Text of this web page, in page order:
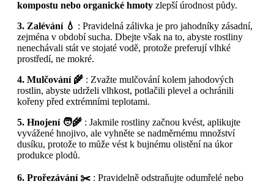
kompostu nebo organické hmoty zlepší úrodnost půdy.
3. Zalévání 💧 : Pravidelná zálivka je pro jahodníky zásadní,
zejména v období sucha. Dbejte však na to, abyste rostliny
nenechávali stát ve stojaté vodě, protože preferují vlhké
prostředí, ne mokré.
4. Mulčování 🌾 : Zvažte mulčování kolem jahodových
rostlin, abyste udrželi vlhkost, potlačili plevel a ochránili
kořeny před extrémními teplotami.
5. Hnojení 🧑‍🌾 : Jakmile rostliny začnou kvést, aplikujte
vyvážené hnojivo, ale vyhněte se nadměrnému množství
dusíku, protože to může vést k bujnému olistění na úkor
produkce plodů.
6. Prořezávání ✂️ : Pravidelně odstraňujte odumřelé nebo